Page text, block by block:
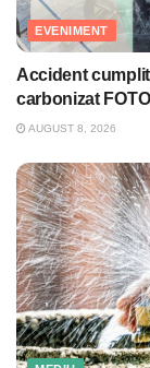
EVENIMENT
Accident
carbonizat FOTO
AUGUST 8, 2026